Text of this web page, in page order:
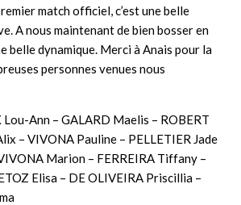
match officiel, c’est une belle
A nous maintenant de bien bosser en
belle dynamique. Merci à Anais pour la
personnes venues nous
Lou-Ann – GALARD Maelis – ROBERT
– VIVONA Pauline – PELLETIER Jade
Marion – FERREIRA Tiffany –
Elisa – DE OLIVEIRA Priscillia –